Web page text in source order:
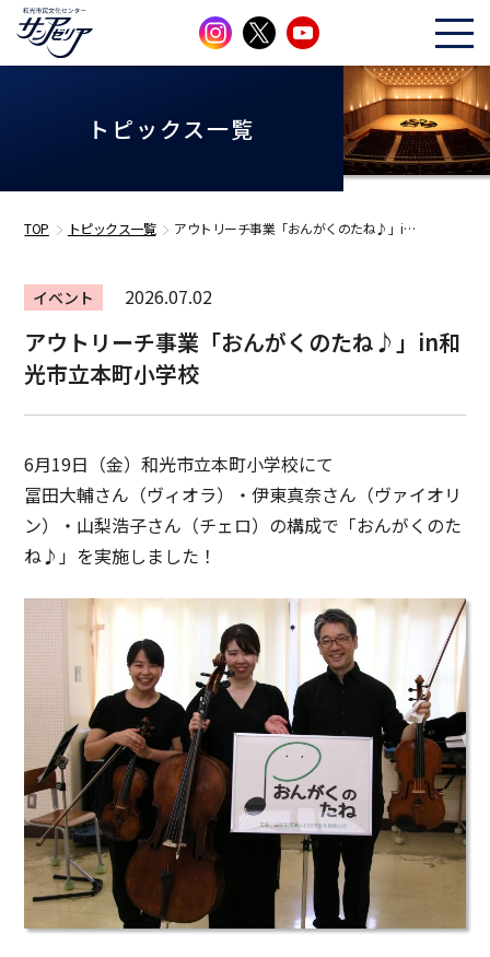
トピックス一覧
TOP トピックス一覧 アウトリーチ事業「おんがくのたね♪」i…
イベント 2026.07.02
アウトリーチ事業「おんがくのたね♪」in和
光市立本町小学校
6月19日（金）和光市立本町小学校にて
冨田大輔さん（ヴィオラ）・伊東真奈さん（ヴァイオリ
ン）・山梨浩子さん（チェロ）の構成で「おんがくのた
ね♪」を実施しました！